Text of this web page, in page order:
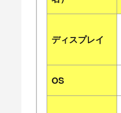
ディスプレイ
OS